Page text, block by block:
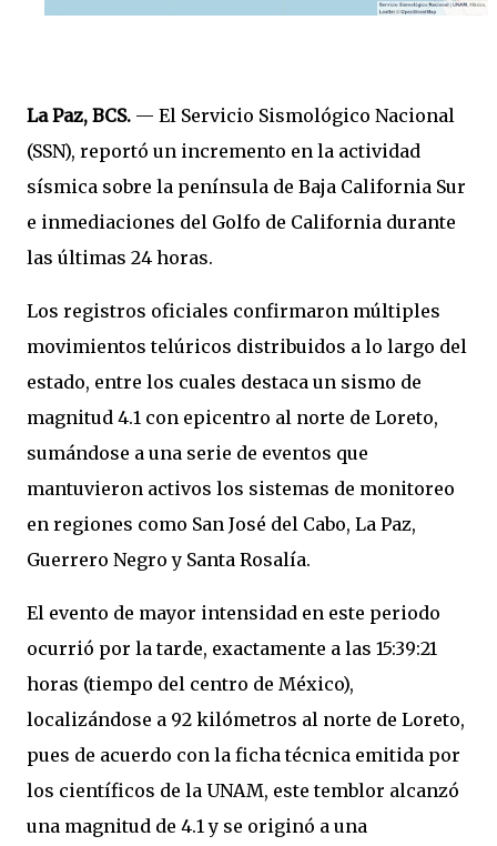
La Paz, BCS. — El Servicio Sismológico Nacional
(SSN), reportó un incremento en la actividad
sísmica sobre la península de Baja California Sur
e inmediaciones del Golfo de California durante
las últimas 24 horas.
Los registros oficiales confirmaron múltiples
movimientos telúricos distribuidos a lo largo del
estado, entre los cuales destaca un sismo de
magnitud 4.1 con epicentro al norte de Loreto,
sumándose a una serie de eventos que
mantuvieron activos los sistemas de monitoreo
en regiones como San José del Cabo, La Paz,
Guerrero Negro y Santa Rosalía.
El evento de mayor intensidad en este periodo
ocurrió por la tarde, exactamente a las 15:39:21
horas (tiempo del centro de México),
localizándose a 92 kilómetros al norte de Loreto,
pues de acuerdo con la ficha técnica emitida por
los científicos de la UNAM, este temblor alcanzó
una magnitud de 4.1 y se originó a una